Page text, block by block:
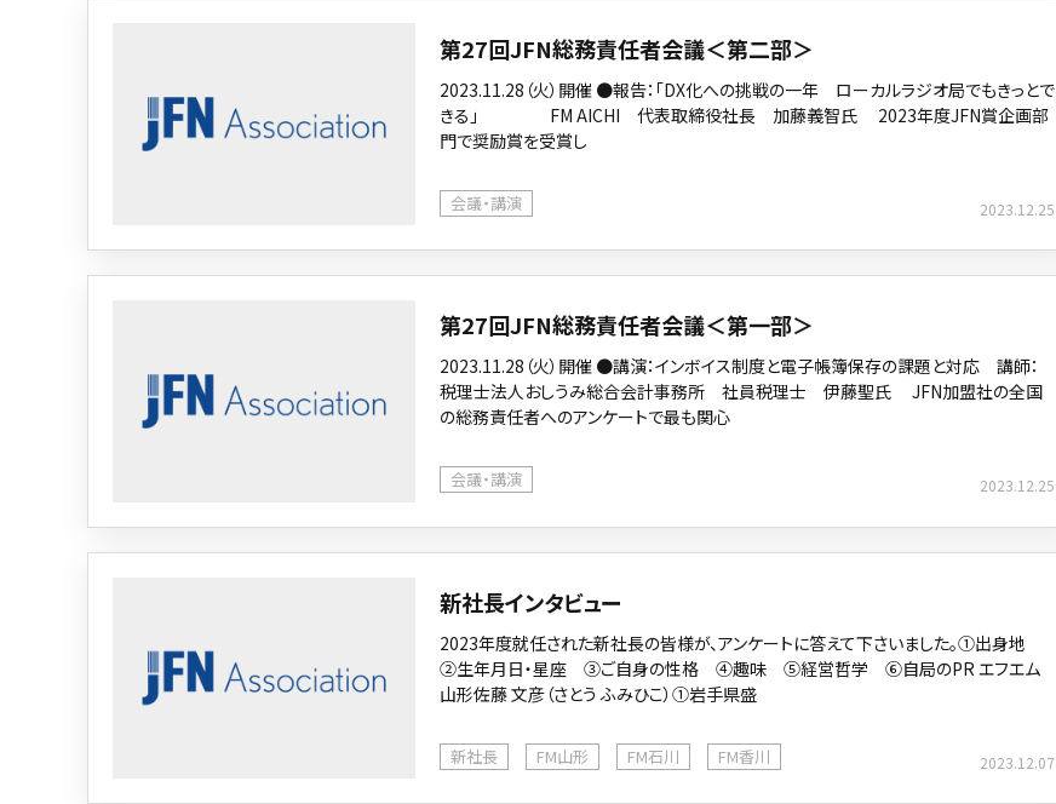
第27回JFN総務責任者会議＜第二部＞
2023.11.28（火）開催 ●報告：「DX化への挑戦の一年 ローカルラジオ局でもきっとで
きる」 FM AICHI 代表取締役社長 加藤義智氏 2023年度JFN賞企画部
門で奨励賞を受賞し
会議・講演 2023.12.25
第27回JFN総務責任者会議＜第一部＞
2023.11.28（火）開催 ●講演：インボイス制度と電子帳簿保存の課題と対応 講師：
税理士法人おしうみ総合会計事務所 社員税理士 伊藤聖氏 JFN加盟社の全国
の総務責任者へのアンケートで最も関心
会議・講演 2023.12.25
新社長インタビュー
2023年度就任された新社長の皆様が、アンケートに答えて下さいました。①出身地
②生年月日・星座 ③ご自身の性格 ④趣味 ⑤経営哲学 ⑥自局のPR エフエム
山形佐藤 文彦（さとう ふみひこ）①岩手県盛
新社長 FM山形 FM石川 FM香川 2023.12.07